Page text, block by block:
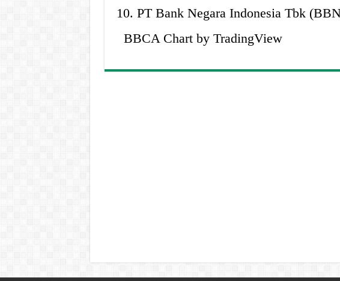
10. PT Bank Negara Indonesia Tbk
BBCA Chart by TradingView